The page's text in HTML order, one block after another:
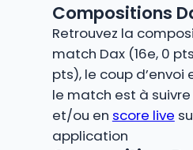
Compositions
Retrouvez la
match Dax (16e, 0
pts), le coup d’envoi
le match est à suivre
et/ou en score live
application